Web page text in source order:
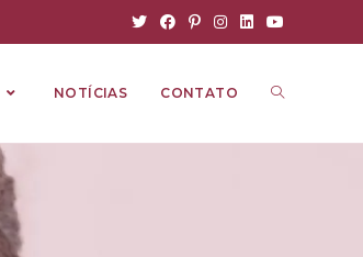
NOTÍCIAS CONTATO